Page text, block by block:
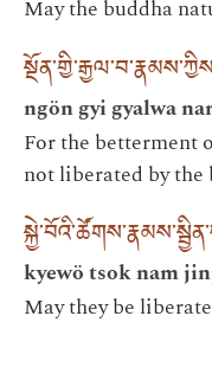
May the buddha
ngön gyi gyalwa
For the betterment
not liberated by the
kyewö tsok nam
May they be